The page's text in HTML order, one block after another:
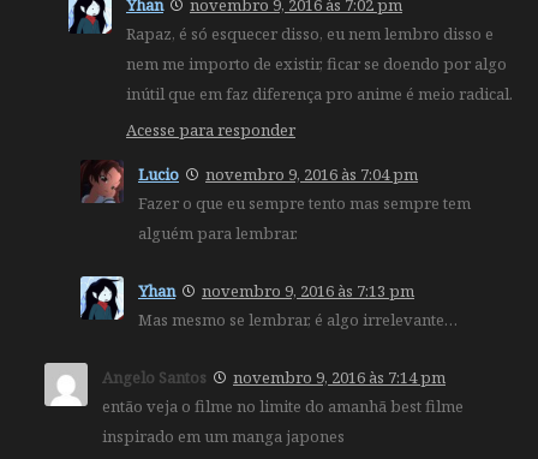
Yhan
novembro 9, 2016 às 7:02 pm
Rapaz, é só esquecer disso, eu nem lembro disso e
nem me importo de existir, ficar se doendo por algo
inútil que em faz diferença pro anime é meio radical.
Acesse para responder
Lucio
novembro 9, 2016 às 7:04 pm
Fazer o que eu sempre tento mas sempre tem
alguém para lembrar.
Yhan
novembro 9, 2016 às 7:13 pm
Mas mesmo se lembrar, é algo irrelevante…
Angelo Santos
novembro 9, 2016 às 7:14 pm
então veja o filme no limite do amanhã best filme
inspirado em um manga japones